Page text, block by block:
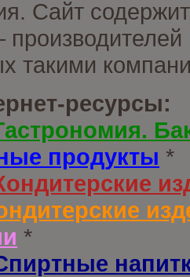
Сайт
такими
ресурсы:
продукты *
*